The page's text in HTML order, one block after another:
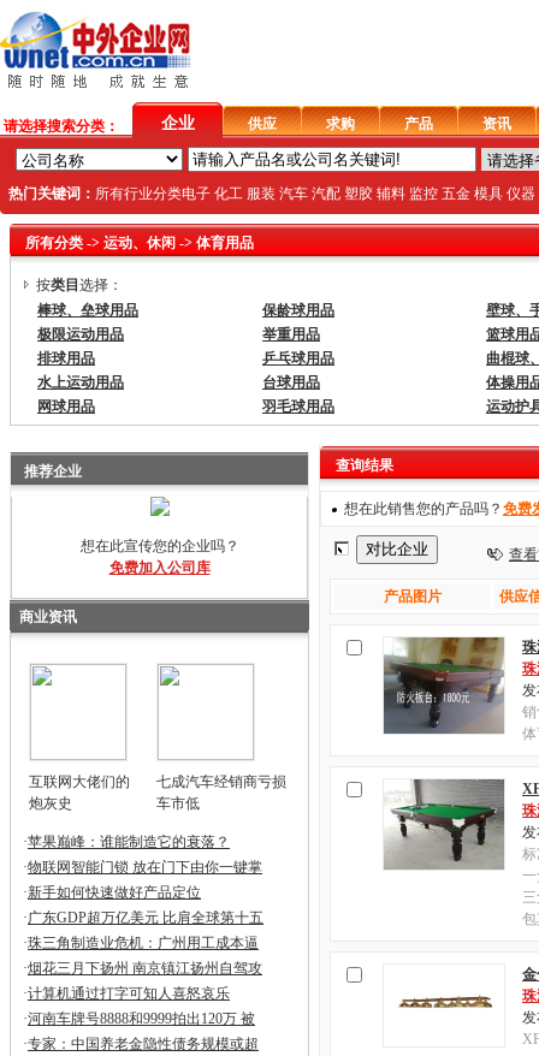
请选择搜索分类： 企业 供应 求购 产品 资讯
热门关键词： 所有行业分类电子 化工 服装 汽车 汽配 塑胶 辅料 监控 五金 模具 仪器
所有分类 -> 运动、休闲 -> 体育用品
按类目 选择：
棒球、垒球用品
保龄球用品
壁球、
极限运动用品
举重用品
篮球用
排球用品
乒乓球用品
曲棍球
水上运动用品
台球用品
体操用
网球用品
羽毛球用品 运动护
推荐企业
想在此宣传您的企业吗？
免费加入公司库
商业资讯
互联网大佬们的
炮灰史
七成汽车经销商亏损
车市低
·苹果巅峰：谁能制造它的衰落？
·物联网智能门锁 放在门下由你一键掌
·新手如何快速做好产品定位
·广东GDP超万亿美元 比肩全球第十五
·珠三角制造业危机：广州用工成本逼
·烟花三月下扬州 南京镇江扬州自驾攻
·计算机通过打字可知人喜怒哀乐
·河南车牌号8888和9999拍出120万 被
·专家：中国养老金隐性债务规模或超
查询结果
想在此销售您的产品吗？ 免费
查看
产品图片 供应
发
发
标
发